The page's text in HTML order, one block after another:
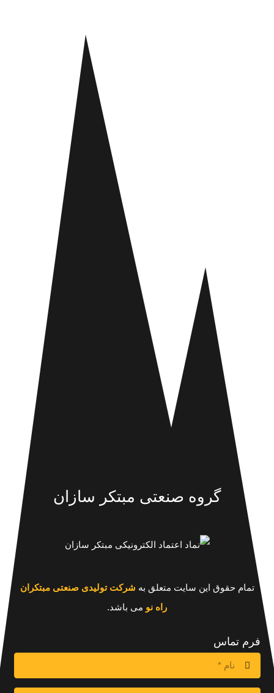
گروه صنعتی مبتکر سازان
تمام حقوق این سایت متعلق به شرکت تولیدی صنعتی مبتکران
راه نو می باشد.
فرم تماس